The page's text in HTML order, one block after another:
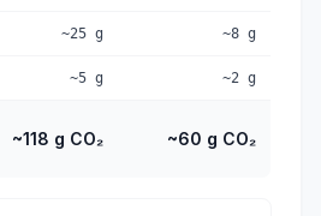
~25 g ~8 g
~5 g ~2 g
~118 g CO₂ ~60 g CO₂